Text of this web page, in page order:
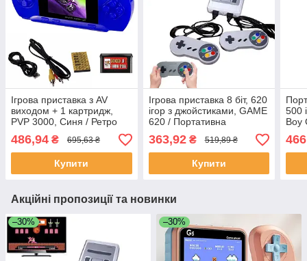
Ігрова приставка з AV
виходом + 1 картридж,
PVP 3000, Синя / Ретро
приставка / Портативна
ігрова консоль
486,94 ₴ 695,63 ₴
Купити
Ігрова приставка 8 біт, 620
ігор з джойстиками, GAME
620 / Портативна
приставка з джойстиками
363,92₴ 519,89 ₴
Купити
500
Boy
Акційні пропозиції та новинки
–30% –30%